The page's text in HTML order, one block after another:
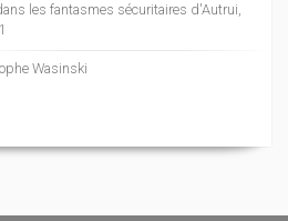
les fantasmes sécuritaires d'Autrui,
Wasinski